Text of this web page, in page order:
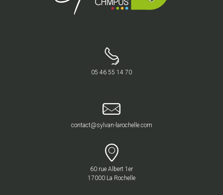
05 46 55 14 70
contact@sylvan-larochelle.com
60 rue Albert 1er
17000 La Rochelle